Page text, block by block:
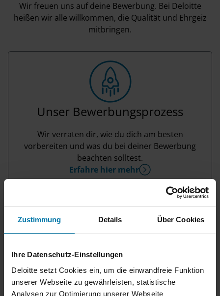
Zustimmung Details Über Cookies
Ihre Datenschutz-Einstellungen
Deloitte setzt Cookies ein, um die einwandfreie Funktion
unserer Webseite zu gewährleisten, statistische
Analysen zur Optimierung unserer Webseite
Wir freuen uns auf deine Bewerbung. Bei Deloitte
heißen wir alle willkommen, die Qualität und Ehrgeiz
mitbringen.
Unser Bewerbungsprozess
Wir verraten dir, wie du dich am besten
vorbereiten und was du bei deiner Bewerbung
beachten solltest.
Erfahre hier mehr